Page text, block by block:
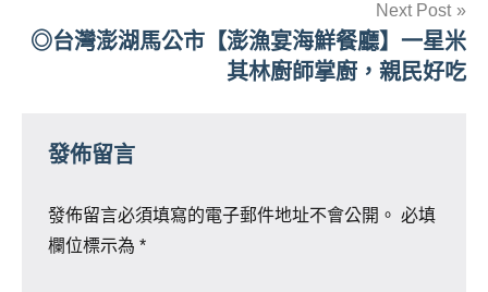
覽
Next Post
◎台灣澎湖馬公市【澎漁宴海鮮餐廳】一星米
其林廚師掌廚，親民好吃
發佈留言
發佈留言必須填寫的電子郵件地址不會公開。 必填
欄位標示為 *